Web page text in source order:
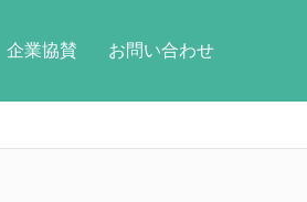
企業協賛 お問い合わせ